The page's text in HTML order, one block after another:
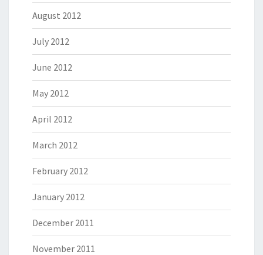
August 2012
July 2012
June 2012
May 2012
April 2012
March 2012
February 2012
January 2012
December 2011
November 2011